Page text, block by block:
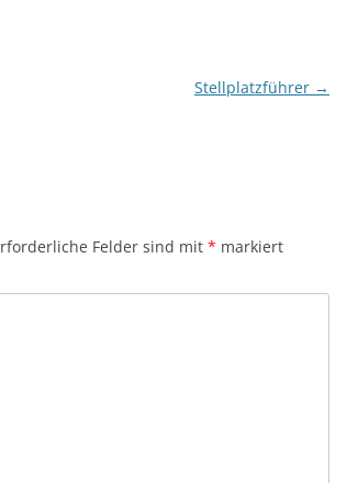
Stellplatzführer →
Felder sind mit * markiert